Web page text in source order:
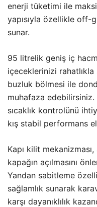
enerji tüketimi ile
yapısıyla özellikle off-
sunar.
95 litrelik geniş iç
içeceklerinizi
buzluk bölmesi ile
muhafaza
sıcaklık kontrolünü
kış stabil performans
Kapı kilit
kapağın açılmasını
Yandan sabitleme
sağlamlık sunarak
karşı dayanıklılık